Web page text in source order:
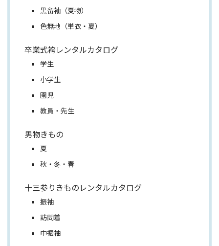
黒留袖（夏物）
色無地（単衣・夏）
卒業式袴レンタルカタログ
学生
小学生
園児
教員・先生
男物きもの
夏
秋・冬・春
十三参りきものレンタルカタログ
振袖
訪問着
中振袖